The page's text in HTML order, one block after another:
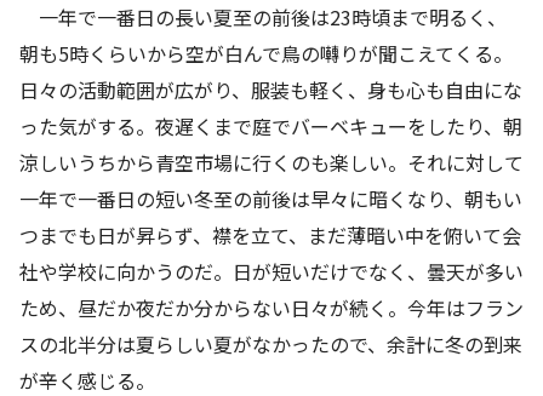
一年で一番日の長い夏至の前後は23時頃まで明るく、
朝も5時くらいから空が白んで鳥の囀りが聞こえてくる。
日々の活動範囲が広がり、服装も軽く、身も心も自由にな
った気がする。夜遅くまで庭でバーベキューをしたり、朝
涼しいうちから青空市場に行くのも楽しい。それに対して
一年で一番日の短い冬至の前後は早々に暗くなり、朝もい
つまでも日が昇らず、襟を立て、まだ薄暗い中を俯いて会
社や学校に向かうのだ。日が短いだけでなく、曇天が多い
ため、昼だか夜だか分からない日々が続く。今年はフラン
スの北半分は夏らしい夏がなかったので、余計に冬の到来
が辛く感じる。